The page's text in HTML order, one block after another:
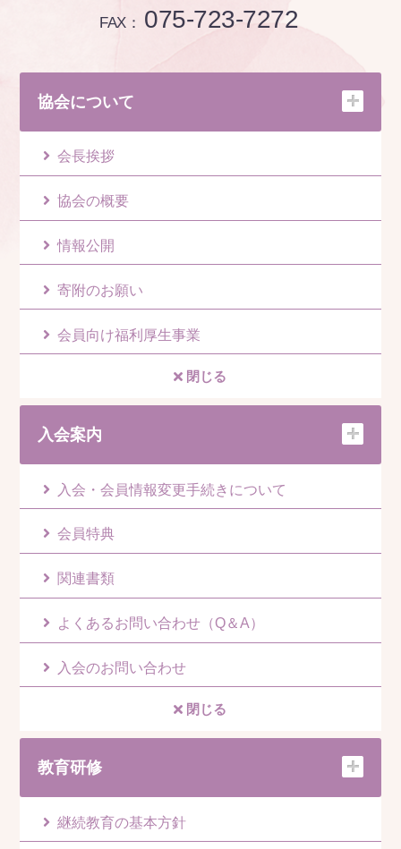
FAX： 075-723-7272
協会について
会長挨拶
協会の概要
情報公開
寄附のお願い
会員向け福利厚生事業
閉じる
入会案内
入会・会員情報変更手続きについて
会員特典
関連書類
よくあるお問い合わせ（Q＆A）
入会のお問い合わせ
閉じる
教育研修
継続教育の基本方針